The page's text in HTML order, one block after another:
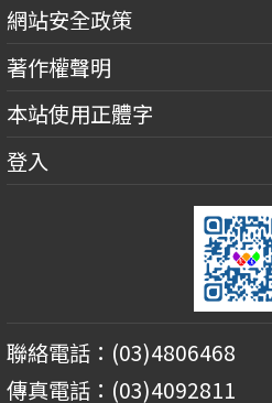
網站安全政策
著作權聲明
本站使用正體字
登入
聯絡電話：(03)4806468
傳真電話：(03)4092811